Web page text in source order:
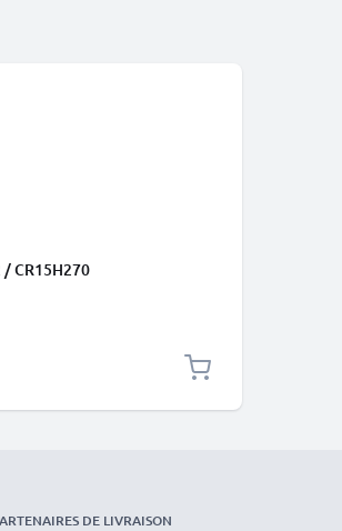
CR15H270
DE LIVRAISON